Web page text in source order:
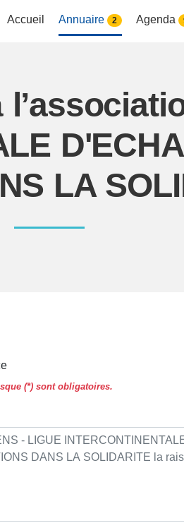
Accueil Annuaire 2 Agenda
LA
(*) sont obligatoires.